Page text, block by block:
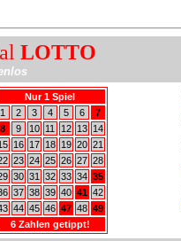
LOTTO
Nur 1 Spiel
1
2 3 4 5 6
7
8
9 10 11 12 13
14
16 17 18 19 20 21
23 24 25 26 27 28
30 31 32 33 34 35
37 38 39 40 41 42
44 45 46 47 48 49
6 Zahlen getippt!